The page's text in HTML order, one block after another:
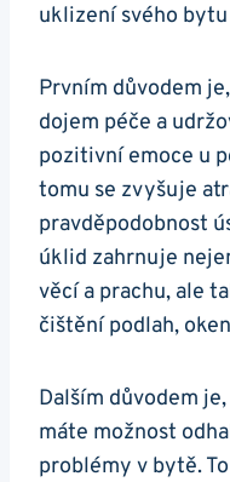
uklizení svého
Prvním důvodem
dojem péče a
pozitivní emoce u
tomu se zvyšuje
pravděpodobnost
úklid zahrnuje
věcí a prachu, ale
čištění podlah,
Dalším důvodem
máte možnost
problémy v bytě.